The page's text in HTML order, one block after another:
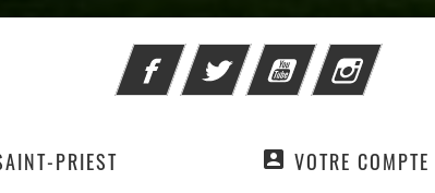
FacebookTwitter YouTube Instagram
PRIEST account_box VOTRE COMPTE